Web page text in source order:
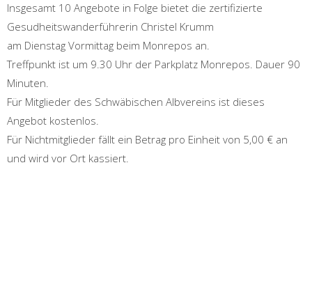
Insgesamt 10 Angebote in Folge bietet die zertifizierte
Gesudheitswanderführerin Christel Krumm
am Dienstag Vormittag beim Monrepos an.
Treffpunkt ist um 9.30 Uhr der Parkplatz Monrepos. Dauer 90
Minuten.
Für Mitglieder des Schwäbischen Albvereins ist dieses
Angebot kostenlos.
Für Nichtmitglieder fällt ein Betrag pro Einheit von 5,00 € an
und wird vor Ort kassiert.